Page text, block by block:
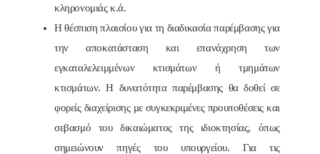
κληρονομιάς κ.ά.
Η θέσπιση πλαισίου για τη διαδικασία παρέμβασης για
την αποκατάσταση και επανάχρηση των
εγκαταλελειμμένων κτισμάτων ή τμημάτων
κτισμάτων. Η δυνατότητα παρέμβασης θα δοθεί σε
φορείς διαχείρισης με συγκεκριμένες προυποθέσεις και
σεβασμό του δικαιώματος της ιδιοκτησίας, όπως
σημειώνουν πηγές του υπουργείου. Για τις